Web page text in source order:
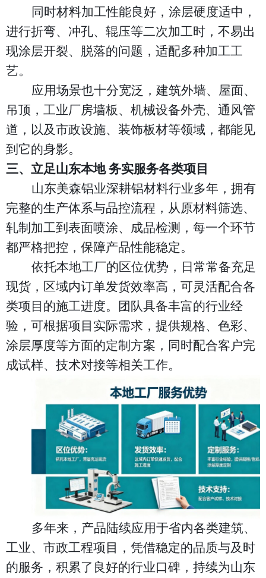
同时材料加工性能良好，涂层硬度适中，
进行折弯、冲孔、辊压等二次加工时，不易出
现涂层开裂、脱落的问题，适配多种加工工
艺。
应用场景也十分宽泛，建筑外墙、屋面、
吊顶，工业厂房墙板、机械设备外壳、通风管
道，以及市政设施、装饰板材等领域，都能见
到它的身影。
三、立足山东本地 务实服务各类项目
山东美森铝业深耕铝材料行业多年，拥有
完整的生产体系与品控流程，从原材料筛选、
轧制加工到表面喷涂、成品检测，每一个环节
都严格把控，保障产品性能稳定。
依托本地工厂的区位优势，日常常备充足
现货，区域内订单发货效率高，可灵活配合各
类项目的施工进度。团队具备丰富的行业经
验，可根据项目实际需求，提供规格、色彩、
涂层厚度等方面的定制方案，同时配合客户完
成试样、技术对接等相关工作。
多年来，产品陆续应用于省内各类建筑、
工业、市政工程项目，凭借稳定的品质与及时
的服务，积累了良好的行业口碑，持续为山东